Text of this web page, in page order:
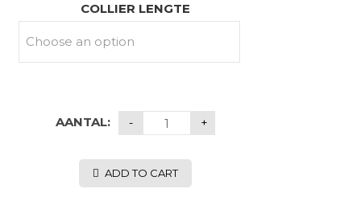
COLLIER LENGTE
AANTAL:
ADD TO CART